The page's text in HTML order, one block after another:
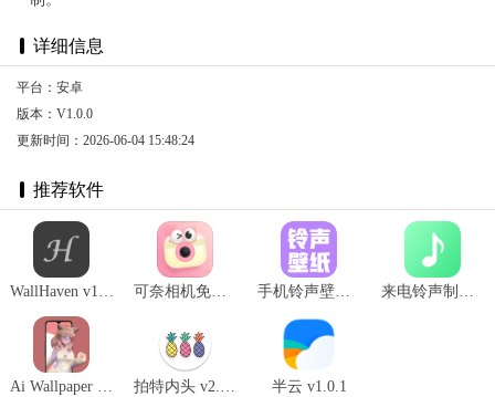
详细信息
平台：安卓
版本：V1.0.0
更新时间：2026-06-04 15:48:24
推荐软件
可奈相机免费版 v2.1.0 手机铃声壁纸大全 v1.0
半云 v1.0.1